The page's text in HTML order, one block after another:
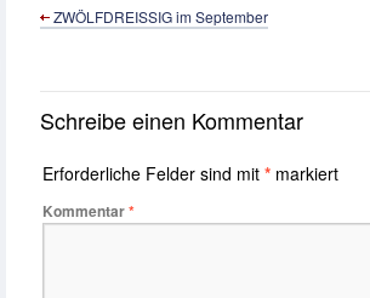
ZWÖLFDREISSIG im September
Schreibe einen Kommentar
Erforderliche Felder sind mit* markiert
Kommentar*